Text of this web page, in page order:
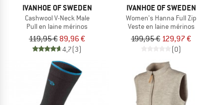
IVANHOE OF SWEDEN
Cashwool V-Neck Male
Pull en laine mérinos
119,95 € 89,96 €
4,7(3)
IVANHOE OF SWEDEN
Women's Hanna Full Zip
Veste en laine mérinos
199,95 € 129,97 €
(0)